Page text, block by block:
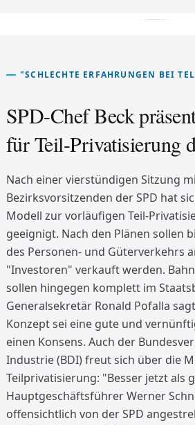
"SCHLECHTE ERFAHRUNGEN BEI
SPD-Chef Beck
für Teil-Privatisierung
Nach einer vierstündigen Sitzung
Bezirksvorsitzenden der SPD hat
Modell zur vorläufigen Teil-
geeignigt. Nach den Plänen sollen
des Personen- und Güterverkehrs
"Investoren" verkauft werden.
sollen hingegen komplett im
Generalsekretär Ronald Pofalla
Konzept sei eine gute und
einen Konsens. Auch der
Industrie (BDI) freut sich über die
Teilprivatisierung: "Besser jetzt als
Hauptgeschäftsführer Werner
offensichtlich von der SPD